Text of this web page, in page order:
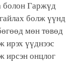
болон Гаржүд
болж үүнд
мөн төвөд
ирэх үүднээс
ирсэн онцлог